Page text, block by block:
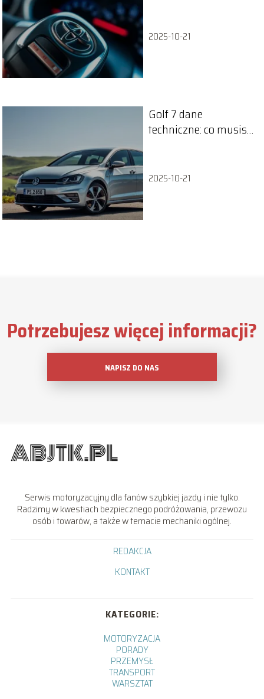
2025-10-21
Golf 7 dane
techniczne: co musisz
2025-10-21
Potrzebujesz więcej informacji?
NAPISZ DO NAS
Serwis motoryzacyjny dla fanów szybkiej jazdy i nie tylko.
Radzimy w kwestiach bezpiecznego podróżowania, przewozu
osób i towarów, a także w temacie mechaniki ogólnej.
REDAKCJA
KONTAKT
KATEGORIE:
MOTORYZACJA
PORADY
PRZEMYSŁ
TRANSPORT
WARSZTAT